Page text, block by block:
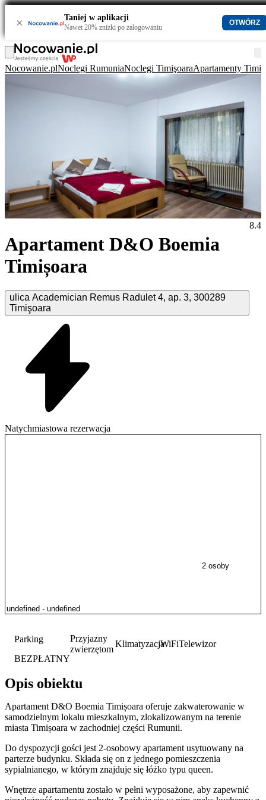
× Taniej w aplikacji
Nawet 20% zniżki po zalogowaniu
OTWÓRZ
Nocowanie.plNoclegi RumuniaNoclegi TimişoaraApartamenty
Apartament D&O Boemia
Timișoara
ulica Academician Remus Radulet 4, ap. 3, 300289
Timişoara
8.4
Natychmiastowa rezerwacja
Parking
BEZPŁATNY
Przyjazny
zwierzętom
KlimatyzacjaWiFiTelewizor
Opis obiektu
Apartament D&O Boemia Timișoara oferuje zakwaterowanie w
samodzielnym lokalu mieszkalnym, zlokalizowanym na terenie
miasta Timișoara w zachodniej części Rumunii.
Do dyspozycji gości jest 2-osobowy apartament usytuowany na
parterze budynku. Składa się on z jednego pomieszczenia
sypialnianego, w którym znajduje się łóżko typu queen.
Wnętrze apartamentu zostało w pełni wyposażone, aby zapewnić
2 osoby